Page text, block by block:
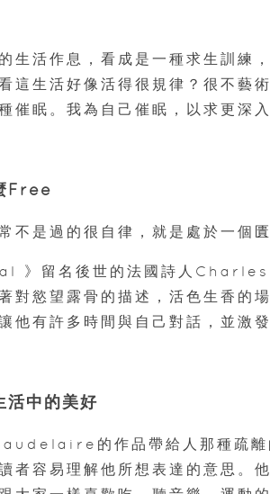
生活作息，看成是一種求生訓練
這生活好像活得很規律？很不藝
催眠。我為自己催眠，以求更深
Free
不是過的很自律，就是處於一個匱
》留名後世的法國詩人
對慾望露骨的描述，活色生香的
他有許多時間與自己對話，並激
活中的美好
的作品帶給人那種疏離
者容易理解他所想表達的意思。